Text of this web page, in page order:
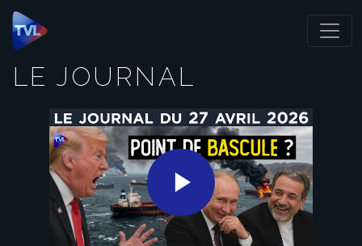
Panneau de gestion des cookies
LE JOURNAL
Play